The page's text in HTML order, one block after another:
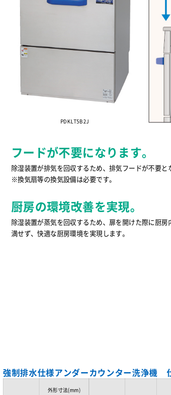
PDKLT5B2J
フードが不要になります。
除湿装置が排気を回収するため、排気フードが不要と
※換気扇等の換気設備は必要です。
厨房の環境改善を実現。
除湿装置が蒸気を回収するため、扉を開けた際に厨房
満せず、快適な厨房環境を実現します。
強制排水仕様アンダーカウンター洗浄機
外形寸法(mm)